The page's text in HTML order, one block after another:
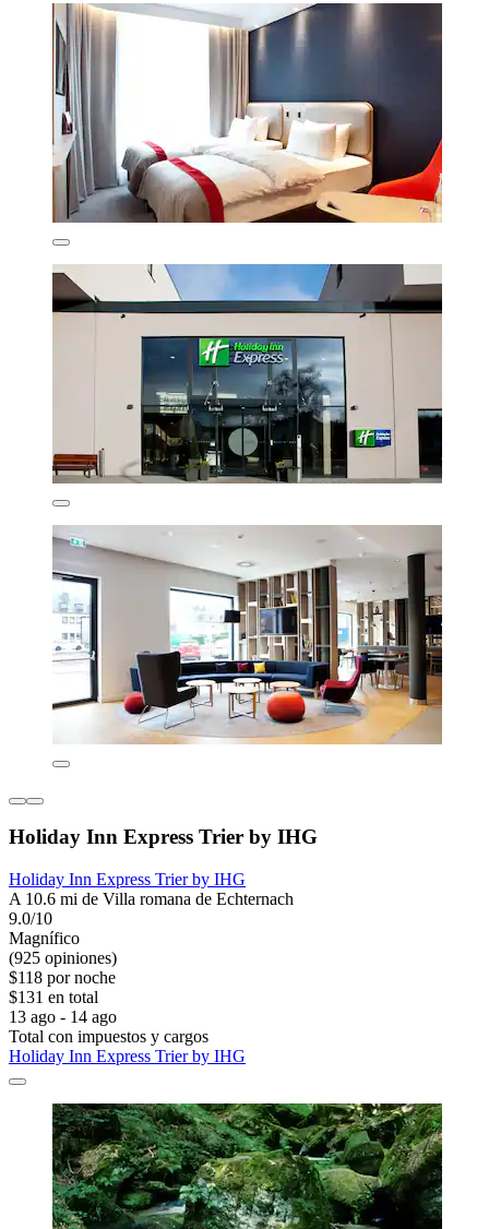
Holiday Inn Express Trier by IHG
Holiday Inn Express Trier by IHG
A 10.6 mi de Villa romana de Echternach
9.0/10
Magnífico
(925 opiniones)
$118 por noche
$131 en total
13 ago - 14 ago
Total con impuestos y cargos
Holiday Inn Express Trier by IHG